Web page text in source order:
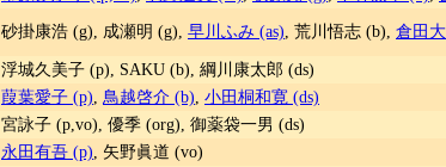
砂掛康浩 (g), 成瀬明 (g), 早川ふみ (as) , 荒川悟志 (b), 倉田
浮城久美子 (p), SAKU (b), 綱川康太郎 (ds)
葭葉愛子 (p) 鳥越啓介 (b) 小田桐和寛 (ds)
宮詠子 (p,vo), 優季 (org), 御薬袋一男 (ds)
永田有吾 (p) , 矢野眞道 (vo)